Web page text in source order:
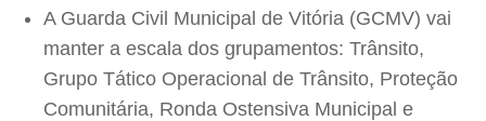
A Guarda Civil Municipal de Vitória (GCMV) vai
manter a escala dos grupamentos: Trânsito,
Grupo Tático Operacional de Trânsito, Proteção
Comunitária, Ronda Ostensiva Municipal e